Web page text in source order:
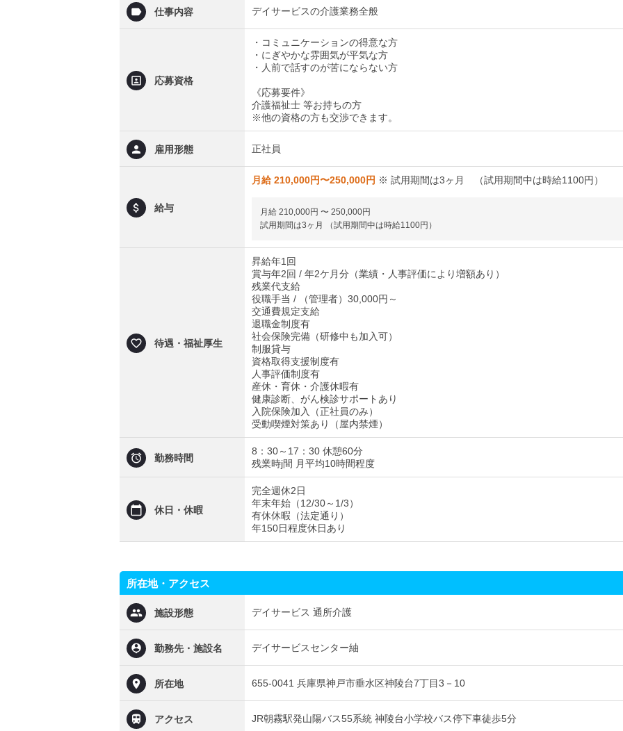
仕事内容 デイサービスの介護業務全般
応募資格
・コミュニケーションの得意な方
・にぎやかな雰囲気が平気な方
・人前で話すのが苦にならない方
《応募要件》
介護福祉士 等お持ちの方
※他の資格の方も交渉できます。
雇用形態 正社員
給与
月給 210,000円〜250,000円 ※ 試用期間は3ヶ月 （試用期間中は時給1100円）
月給 210,000円 〜 250,000円
試用期間は3ヶ月 （試用期間中は時給1100円）
待遇・福祉厚生
昇給年1回
賞与年2回 / 年2ケ月分（業績・人事評価により増額あり）
残業代支給
役職手当 / （管理者）30,000円～
交通費規定支給
退職金制度有
社会保険完備（研修中も加入可）
制服貸与
資格取得支援制度有
人事評価制度有
産休・育休・介護休暇有
健康診断、がん検診サポートあり
入院保険加入（正社員のみ）
受動喫煙対策あり（屋内禁煙）
勤務時間
8：30～17：30 休憩60分
残業時j間 月平均10時間程度
休日・休暇
完全週休2日
年末年始（12/30～1/3）
有休休暇（法定通り）
年150日程度休日あり
所在地・アクセス
施設形態 デイサービス 通所介護
勤務先・施設名 デイサービスセンター紬
所在地 655-0041 兵庫県神戸市垂水区神陵台7丁目3－10
アクセス JR朝霧駅発山陽バス55系統 神陵台小学校バス停下車徒歩5分